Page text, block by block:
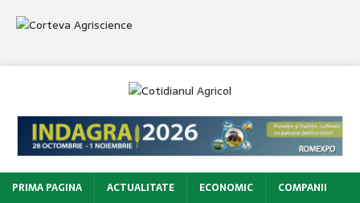
PRIMA PAGINA ACTUALITATE ECONOMIC
COMPANII